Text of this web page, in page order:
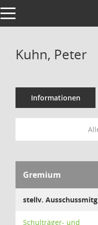
Toggle navigation
Kuhn, Peter
Informationen
Gremium
stellv.
Schulträger- und